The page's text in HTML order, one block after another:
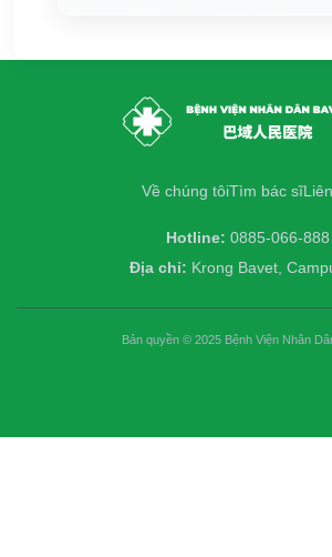
Về chúng tôiTìm bác sĩ
Hotline: 0885-066-888
Địa chỉ: Krong Bavet,
Bản quyền © 2025 Bệnh Viện Nhân